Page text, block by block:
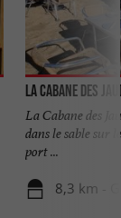
La Cabane des
La Cabane des
dans le sable sur
port ...
8,3 km -